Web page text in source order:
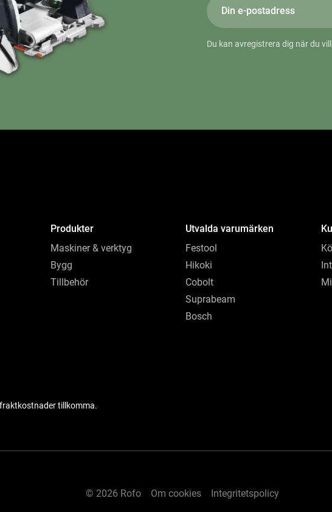
Du kan avregistrera dig när du
Produkter
Maskiner & verktyg
Bygg
Tillbehör
Utvalda varumärken
Festool
Hikoki
Cobolt
Suprabeam
Bosch
tillkomma.
© 2026 Rofo Om cookies Integritetspolicy